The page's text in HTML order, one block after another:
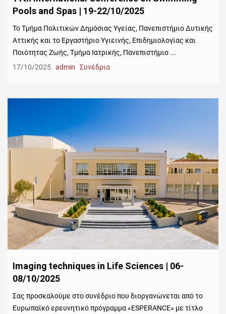
Pools and Spas | 19-22/10/2025
Το Τμήμα Πολιτικών Δημόσιας Υγείας, Πανεπιστήμιο Δυτικής
Αττικής και το Εργαστήριο Υγιεινής, Επιδημιολογίας και
Ποιότητας Ζωής, Τμήμα Ιατρικής, Πανεπιστήμιο ...
17/10/2025 admin Συνέδρια
Imaging techniques in Life Sciences | 06-
08/10/2025
Σας προσκαλούμε στο συνέδριο που διοργανώνεται από το
Ευρωπαϊκό ερευνητικό πρόγραμμα «ESPERANCE» με τίτλο